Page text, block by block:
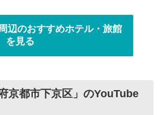
辺のおすすめホテル・旅館
を見る
京都市下京区」のYouTube